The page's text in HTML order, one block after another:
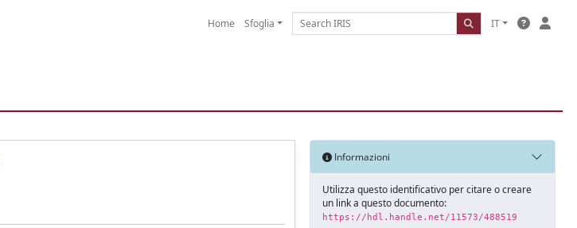
Home Sfoglia IT
Informazioni
Utilizza questo identificativo per citare o creare
un link a questo documento:
https://hdl.handle.net/11573/488519